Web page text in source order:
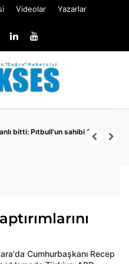
Videolar Yazarlar
bitti: Pıtbull'un sahibi 3
Cumhurbaşkanı Recep